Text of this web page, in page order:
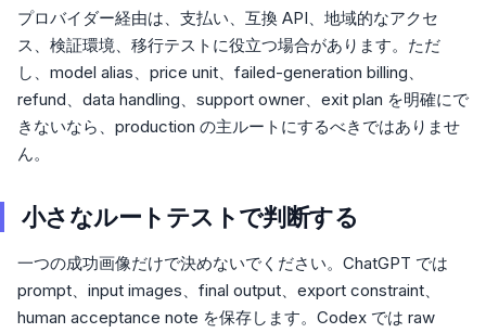
プロバイダー経由は、支払い、互換 API、地域的なアクセ
ス、検証環境、移行テストに役立つ場合があります。ただ
し、model alias、price unit、failed-generation billing、
refund、data handling、support owner、exit plan を明確にで
きないなら、production の主ルートにするべきではありませ
ん。
小さなルートテストで判断する
一つの成功画像だけで決めないでください。ChatGPT では
prompt、input images、final output、export constraint、
human acceptance note を保存します。Codex では raw